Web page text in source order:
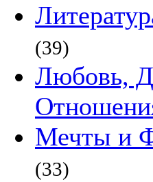
(39)
Любовь,
Мечты и
(33)